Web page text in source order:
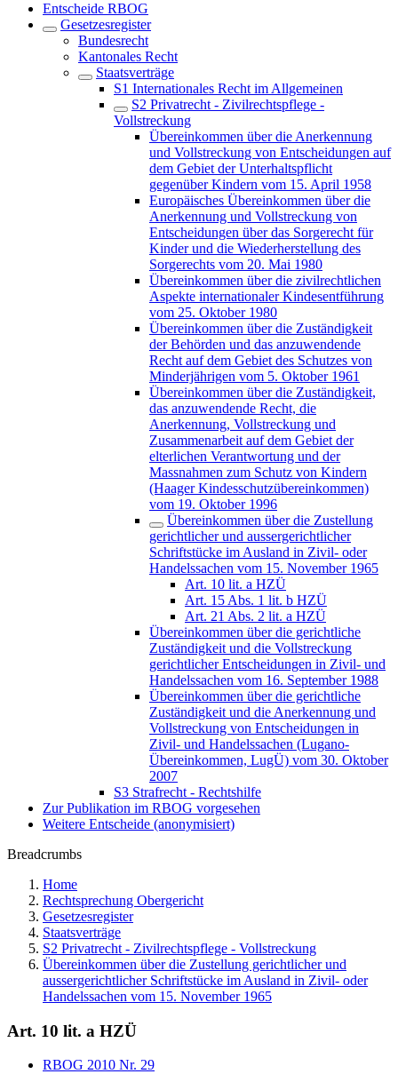
Entscheide RBOG
Gesetzesregister
Bundesrecht
Kantonales Recht
Staatsverträge
S1 Internationales Recht im Allgemeinen
S2 Privatrecht - Zivilrechtspflege -
Vollstreckung
Übereinkommen über die Anerkennung
und Vollstreckung von Entscheidungen auf
dem Gebiet der Unterhaltspflicht
gegenüber Kindern vom 15. April 1958
Europäisches Übereinkommen über die
Anerkennung und Vollstreckung von
Entscheidungen über das Sorgerecht für
Kinder und die Wiederherstellung des
Sorgerechts vom 20. Mai 1980
Übereinkommen über die zivilrechtlichen
Aspekte internationaler Kindesentführung
vom 25. Oktober 1980
Übereinkommen über die Zuständigkeit
der Behörden und das anzuwendende
Recht auf dem Gebiet des Schutzes von
Minderjährigen vom 5. Oktober 1961
Übereinkommen über die Zuständigkeit,
das anzuwendende Recht, die
Anerkennung, Vollstreckung und
Zusammenarbeit auf dem Gebiet der
elterlichen Verantwortung und der
Massnahmen zum Schutz von Kindern
(Haager Kindesschutzübereinkommen)
vom 19. Oktober 1996
Übereinkommen über die Zustellung
gerichtlicher und aussergerichtlicher
Schriftstücke im Ausland in Zivil- oder
Handelssachen vom 15. November 1965
Art. 10 lit. a HZÜ
Art. 15 Abs. 1 lit. b HZÜ
Art. 21 Abs. 2 lit. a HZÜ
Übereinkommen über die gerichtliche
Zuständigkeit und die Vollstreckung
gerichtlicher Entscheidungen in Zivil- und
Handelssachen vom 16. September 1988
Übereinkommen über die gerichtliche
Zuständigkeit und die Anerkennung und
Vollstreckung von Entscheidungen in
Zivil- und Handelssachen (Lugano-
Übereinkommen, LugÜ) vom 30. Oktober
2007
S3 Strafrecht - Rechtshilfe
Zur Publikation im RBOG vorgesehen
Weitere Entscheide (anonymisiert)
Breadcrumbs
Home
Rechtsprechung Obergericht
Gesetzesregister
Staatsverträge
S2 Privatrecht - Zivilrechtspflege - Vollstreckung
Übereinkommen über die Zustellung gerichtlicher und
aussergerichtlicher Schriftstücke im Ausland in Zivil- oder
Handelssachen vom 15. November 1965
Art. 10 lit. a HZÜ
RBOG 2010 Nr. 29